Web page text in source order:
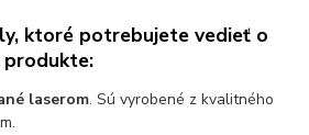
ktoré potrebujete vedieť o
laserom. Sú vyrobené z kvalitného